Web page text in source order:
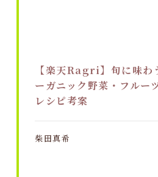
【楽天Ragri】旬に味
ーガニック野菜・フルー
レシピ考案
柴田真希